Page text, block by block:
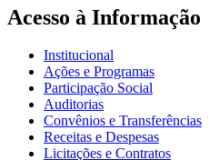
Acesso à Informação
Institucional
Ações e Programas
Participação Social
Auditorias
Convênios e Transferências
Receitas e Despesas
Licitações e Contratos